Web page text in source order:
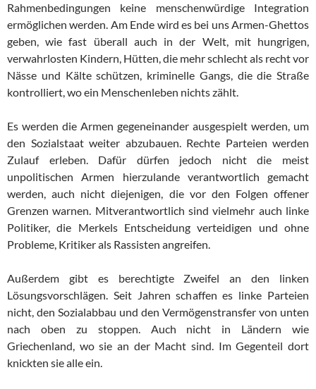
Rahmenbedingungen keine menschenwürdige Integration
ermöglichen werden. Am Ende wird es bei uns Armen-Ghettos
geben, wie fast überall auch in der Welt, mit hungrigen,
verwahrlosten Kindern, Hütten, die mehr schlecht als recht vor
Nässe und Kälte schützen, kriminelle Gangs, die die Straße
kontrolliert, wo ein Menschenleben nichts zählt.
Es werden die Armen gegeneinander ausgespielt werden, um
den Sozialstaat weiter abzubauen. Rechte Parteien werden
Zulauf erleben. Dafür dürfen jedoch nicht die meist
unpolitischen Armen hierzulande verantwortlich gemacht
werden, auch nicht diejenigen, die vor den Folgen offener
Grenzen warnen. Mitverantwortlich sind vielmehr auch linke
Politiker, die Merkels Entscheidung verteidigen und ohne
Probleme, Kritiker als Rassisten angreifen.
Außerdem gibt es berechtigte Zweifel an den linken
Lösungsvorschlägen. Seit Jahren schaffen es linke Parteien
nicht, den Sozialabbau und den Vermögenstransfer von unten
nach oben zu stoppen. Auch nicht in Ländern wie
Griechenland, wo sie an der Macht sind. Im Gegenteil dort
knickten sie alle ein.